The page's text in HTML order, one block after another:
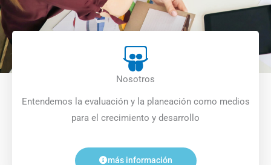
Nosotros
Entendemos la evaluación y la planeación como medios
para el crecimiento y desarrollo
más información